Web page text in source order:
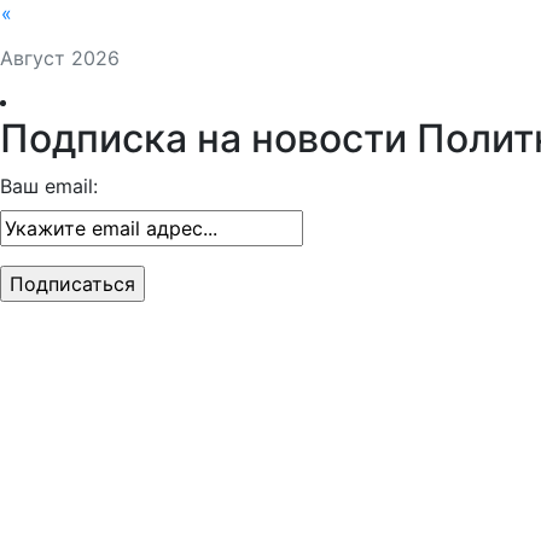
Август 2026
«
Подписка на новости
Ваш email: